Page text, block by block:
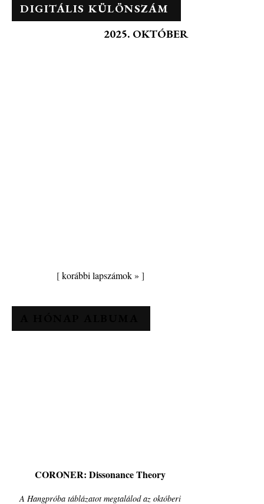
DIGITÁLIS KÜLÖNSZÁM
2025. OKTÓBER
[korábbi lapszámok » ]
CORONER: Dissonance Theory
A Hangpróba táblázatot megtalálod az októberi